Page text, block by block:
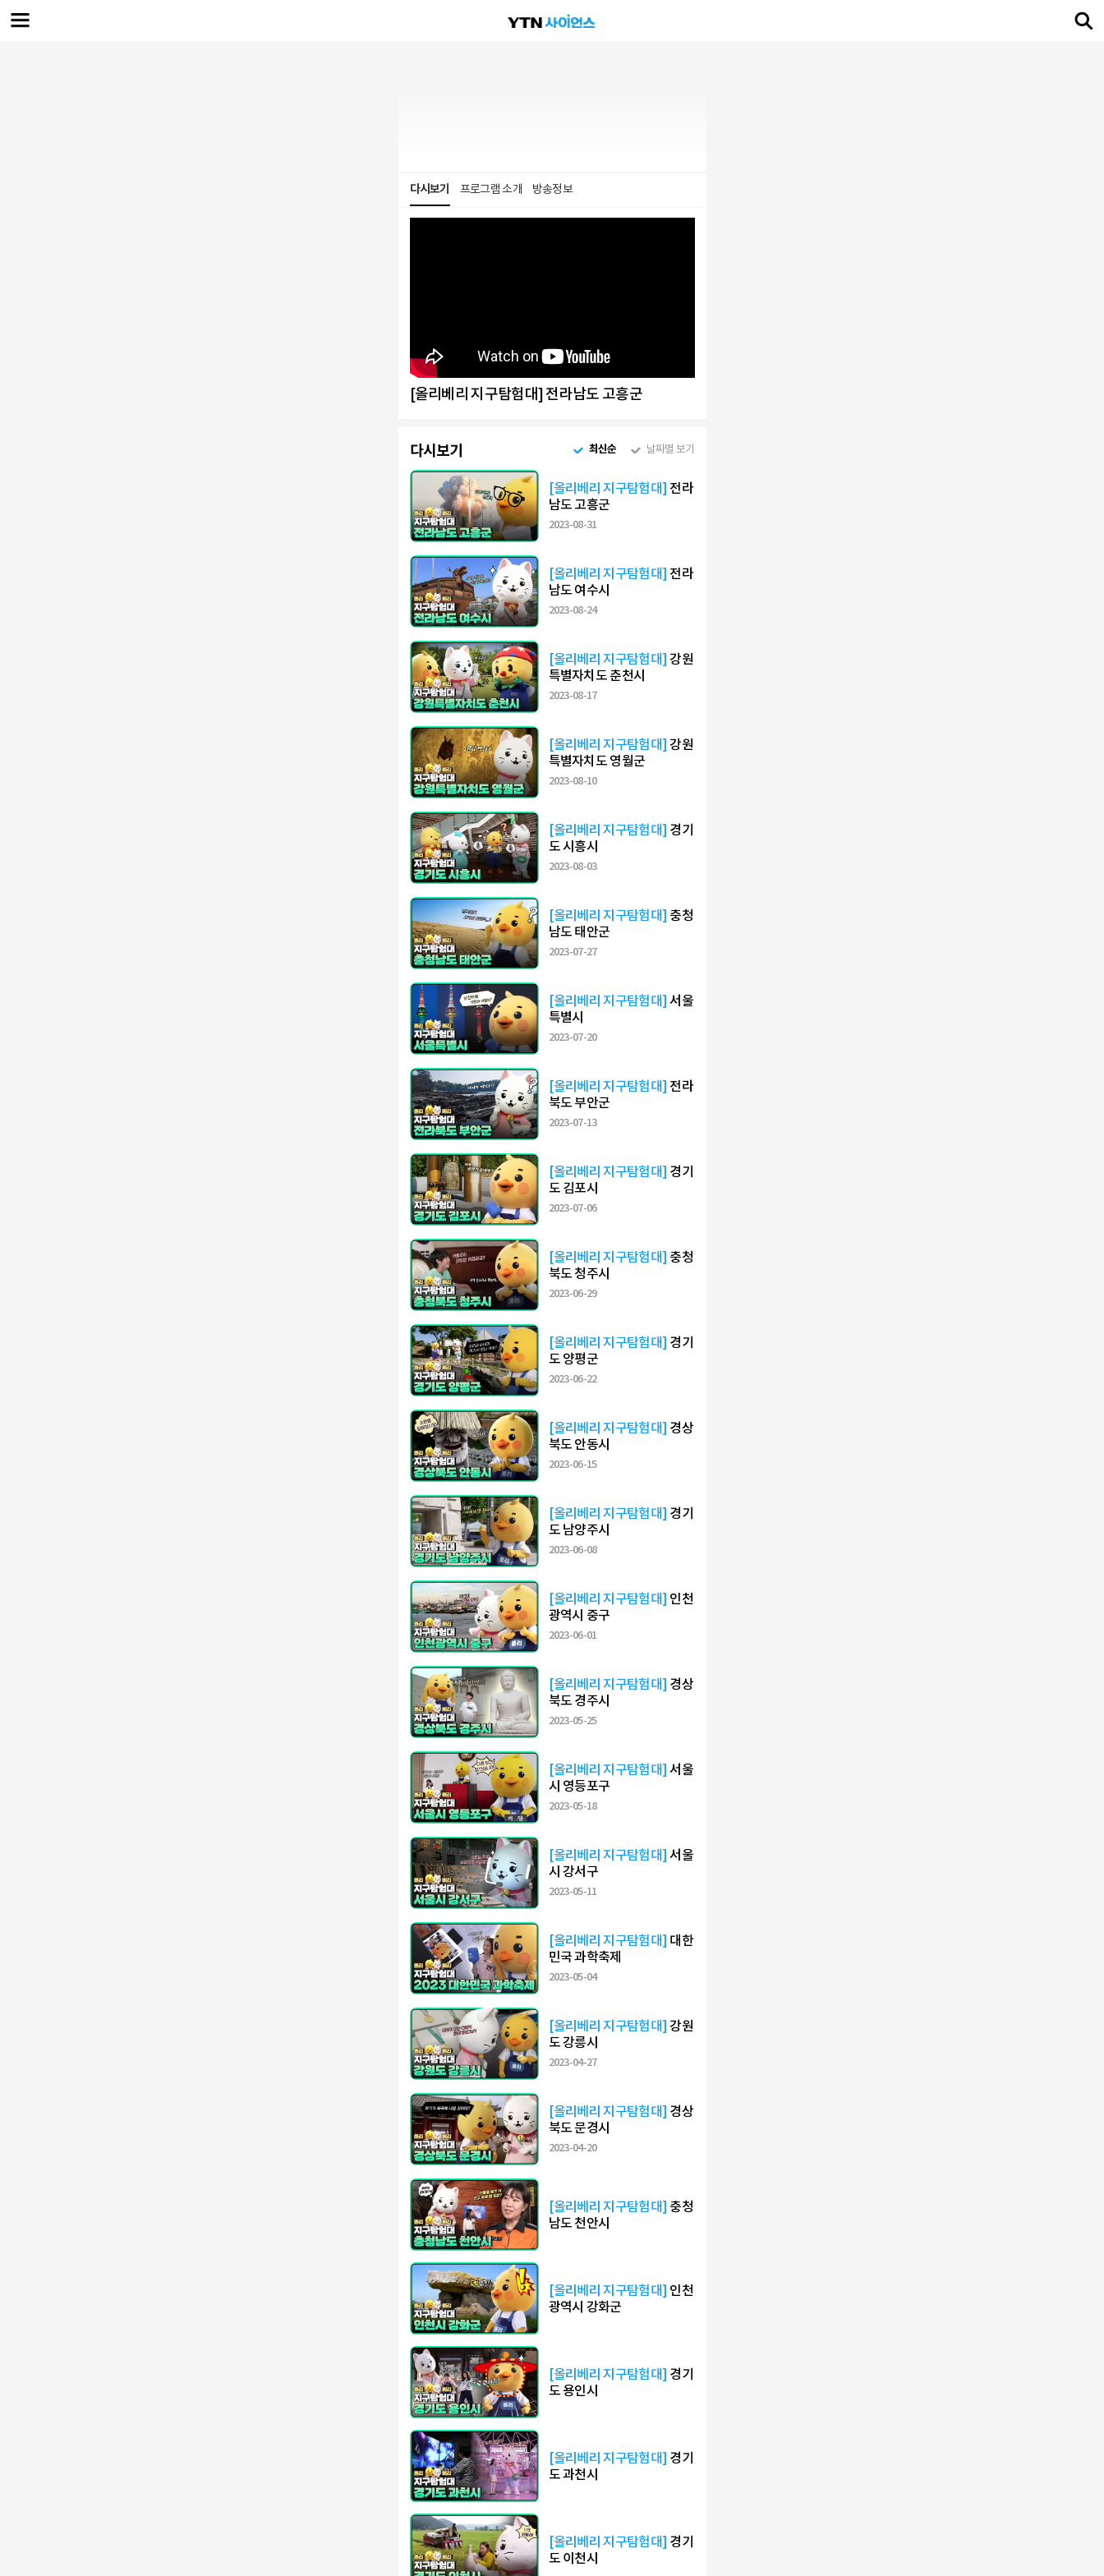
다시보기 프로그램 소개 방송정보
[올리베리 지구탐험대] 전라남도 고흥군
다시보기 최신순 날짜별 보기
[올리베리 지구탐험대] 전라
남도 고흥군
2023-08-31
[올리베리 지구탐험대] 전라
남도 여수시
2023-08-24
[올리베리 지구탐험대] 강원
특별자치도 춘천시
2023-08-17
[올리베리 지구탐험대] 강원
특별자치도 영월군
2023-08-10
[올리베리 지구탐험대] 경기
도 시흥시
2023-08-03
[올리베리 지구탐험대] 충청
남도 태안군
2023-07-27
[올리베리 지구탐험대] 서울
특별시
2023-07-20
[올리베리 지구탐험대] 전라
북도 부안군
2023-07-13
[올리베리 지구탐험대] 경기
도 김포시
2023-07-06
[올리베리 지구탐험대] 충청
북도 청주시
2023-06-29
[올리베리 지구탐험대] 경기
도 양평군
2023-06-22
[올리베리 지구탐험대] 경상
북도 안동시
2023-06-15
[올리베리 지구탐험대] 경기
도 남양주시
2023-06-08
[올리베리 지구탐험대] 인천
광역시 중구
2023-06-01
[올리베리 지구탐험대] 경상
북도 경주시
2023-05-25
[올리베리 지구탐험대] 서울
시 영등포구
2023-05-18
[올리베리 지구탐험대] 서울
시 강서구
2023-05-11
[올리베리 지구탐험대] 대한
민국 과학축제
2023-05-04
[올리베리 지구탐험대] 강원
도 강릉시
2023-04-27
[올리베리 지구탐험대] 경상
북도 문경시
2023-04-20
[올리베리 지구탐험대] 충청
남도 천안시
[올리베리 지구탐험대] 인천
광역시 강화군
[올리베리 지구탐험대] 경기
도 용인시
[올리베리 지구탐험대] 경기
도 과천시
[올리베리 지구탐험대] 경기
도 이천시